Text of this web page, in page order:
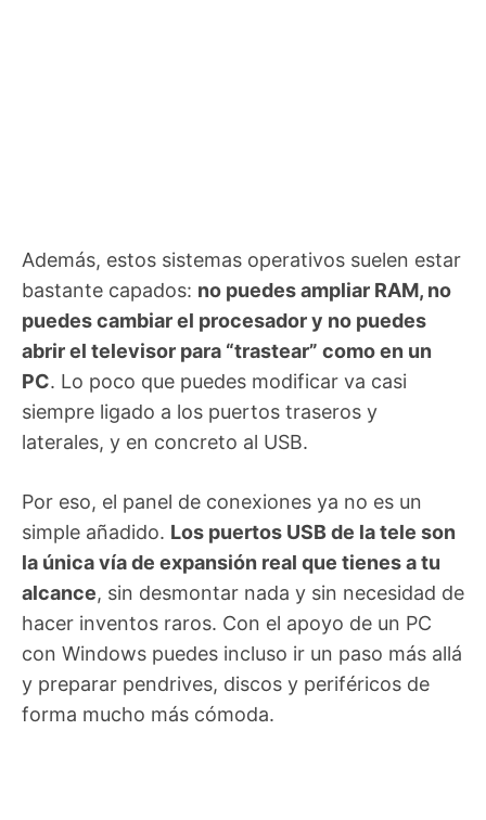
Además, estos sistemas operativos suelen estar
bastante capados: no puedes ampliar RAM, no
puedes cambiar el procesador y no puedes
abrir el televisor para “trastear” como en un
PC. Lo poco que puedes modificar va casi
siempre ligado a los puertos traseros y
laterales, y en concreto al USB.
Por eso, el panel de conexiones ya no es un
simple añadido. Los puertos USB de la tele son
la única vía de expansión real que tienes a tu
alcance, sin desmontar nada y sin necesidad de
hacer inventos raros. Con el apoyo de un PC
con Windows puedes incluso ir un paso más allá
y preparar pendrives, discos y periféricos de
forma mucho más cómoda.